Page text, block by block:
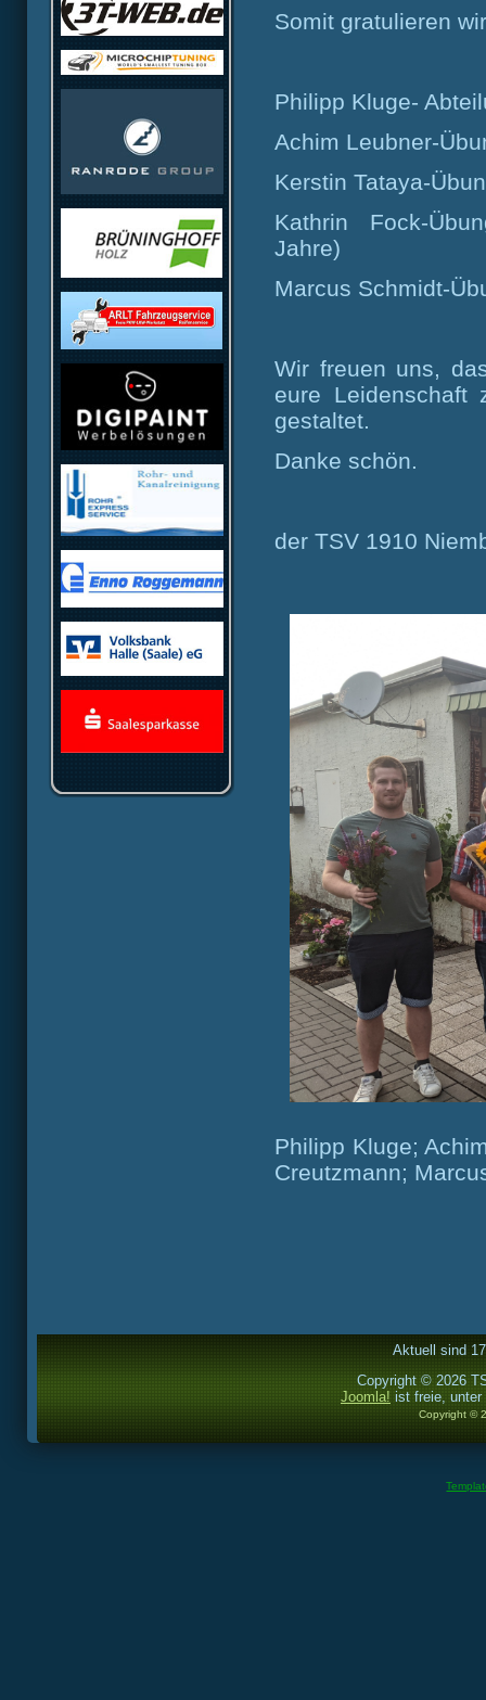
Somit gratulieren
Philipp Kluge-
Achim Leubner-
Kerstin Tataya-
Kathrin Fock-
Jahre)
Marcus Schmidt-
Wir freuen uns,
eure Leidenschaft
gestaltet.
Danke schön.
der TSV 1910
Philipp Kluge;
Creutzmann;
Aktuell sind
Copyright © 2026
Joomla! ist freie,
Copyright ©